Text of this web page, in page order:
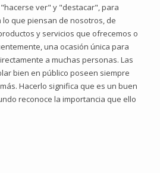
ver" y "destacar", para
que piensan de nosotros, de
y servicios que ofrecemos o
una ocasión única para
a muchas personas. Las
bien en público poseen siempre
Hacerlo significa que es un buen
reconoce la importancia que ello